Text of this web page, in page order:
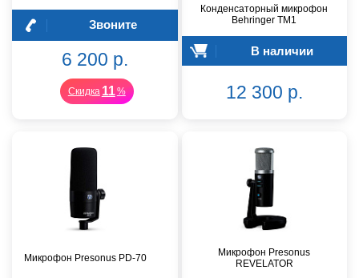
Звоните
6 200 р.
Скидка 11%
Конденсаторный микрофон
Behringer TM1
В наличии
12 300 р.
Микрофон Presonus PD-70
Микрофон Presonus
REVELATOR